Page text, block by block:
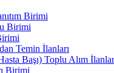
Birimi
Birimi
Temin İlanları
Başı) Toplu Alım
Birimi